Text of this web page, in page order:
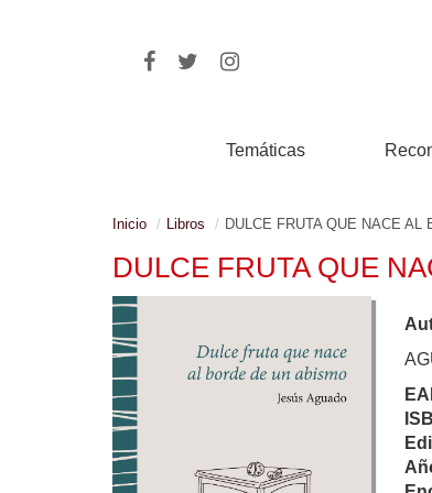
Temáticas
Inicio Libros DULCE FRUTA QUE NACE AL
DULCE FRUTA QUE